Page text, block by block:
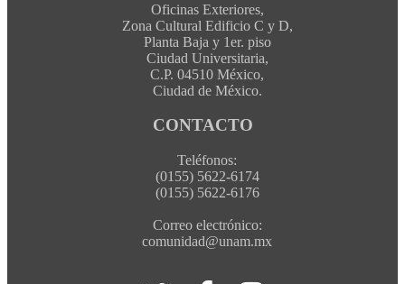
Oficinas Exteriores,
Zona Cultural Edificio C y D,
Planta Baja y 1er. piso
Ciudad Universitaria,
C.P. 04510 México,
Ciudad de México.
CONTACTO
Teléfonos:
(0155) 5622-6174
(0155) 5622-6176
Correo electrónico:
comunidad@unam.mx